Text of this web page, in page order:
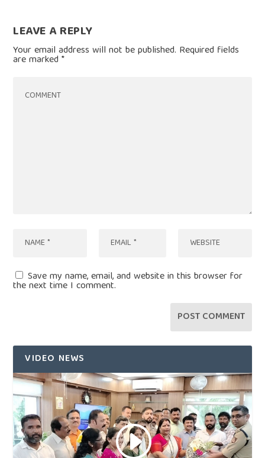
LEAVE A REPLY
Your email address will not be published. Required fields
are marked*
Save my name, email, and website in this browser for
the next time I comment.
VIDEO NEWS